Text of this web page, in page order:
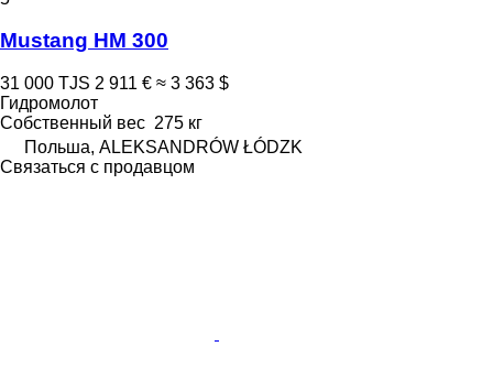
Mustang HM 300
31 000 TJS 2 911 € ≈ 3 363 $
Гидромолот
Собственный вес 275 кг
Польша, ALEKSANDRÓW ŁÓDZK
Связаться с продавцом